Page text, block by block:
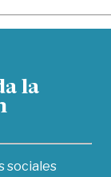
la
sociales